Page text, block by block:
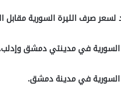
لسعر صرف الليرة السورية
في مدينتي دمشق
في مدينة دمشق.